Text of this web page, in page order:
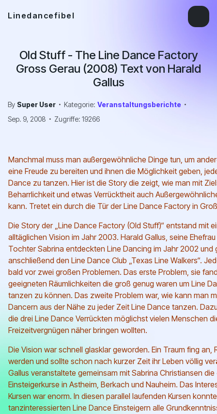
Linedancefibel
Old Stuff - The Line Dance Factory
Gross Gerau (2008) Text von Harald
Gallus
By Super User Kategorie: Veranstaltungsberichte
Sep. 9, 2008
Zugriffe: 19266
Manchmal muss man außergewöhnliche Dinge tun, um
eine Freude zu bereiten und ihnen die Möglichkeit geben,
Dance zu tanzen. Hier ist die Story die zeigt, wie man mit
Beharrlichkeit und etwas Verrücktheit auch
kann. Tretet ein durch die Tür der Line Dance Factory in
Die Story der „Line Dance Factory (Old Stuff)“ entstand mit
alltäglichen Vision im Jahr 2003. Harald Gallus, seine
Tochter Sabrina entdeckten Line Dancing im Jahr 2002 und
anschließend den Line Dance Club „Texas Line Walkers“.
bald vor zwei großen Problemen. Das erste Problem, sie
geeigneten Räumlichkeiten die groß genug waren um Line
tanzen zu können. Das zweite Problem war, wie kann man
Dancern aus der Nähe zu jeder Zeit Line Dance tanzen.
die drei Line Dance Verrückten möglichst vielen Menschen
Freizeitvergnügen näher bringen wollten.
Die Vision war schnell glasklar geworden. Ein Traum fing an,
werden und sollte schon nach kurzer Zeit ihr Leben völlig
Gallus veranstaltete gemeinsam mit Sabrina Christiansen die
Einsteigerkurse in Astheim, Berkach und Nauheim. Das
Kursen war enorm. In diesen parallel laufenden Kursen
tanzinteressierten Line Dance Einsteigern alle